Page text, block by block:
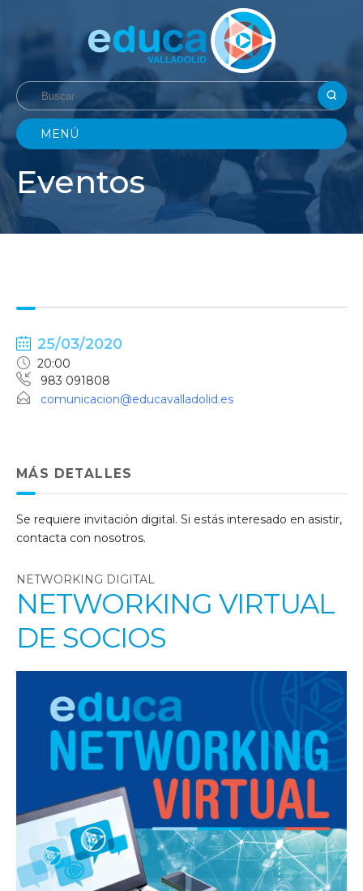
MENÚ
Eventos
25/03/2020
20:00
983 091808
comunicacion@educavalladolid.es
MÁS DETALLES
Se requiere invitación digital. Si estás interesado en asistir,
contacta con nosotros.
NETWORKING DIGITAL
NETWORKING VIRTUAL
DE SOCIOS